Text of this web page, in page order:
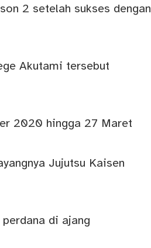
2 setelah sukses dengan
Akutami tersebut
2020 hingga 27 Maret
Jujutsu Kaisen
di ajang